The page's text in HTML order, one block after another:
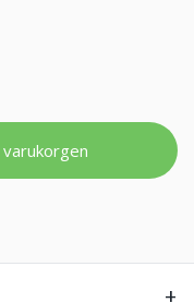
varukorgen